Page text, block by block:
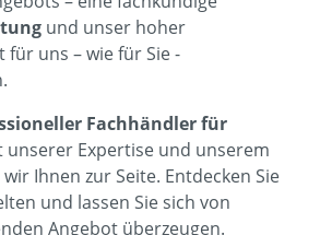
und unser hoher
für uns – wie für Sie -
Fachhändler für
unserer Expertise und unserem
Ihnen zur Seite. Entdecken Sie
und lassen Sie sich von
Angebot überzeugen.